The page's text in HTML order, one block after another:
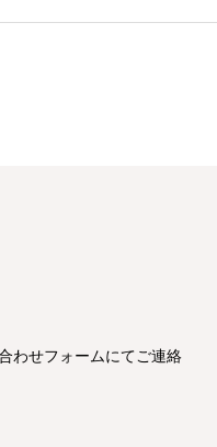
わせフォームにてご連絡